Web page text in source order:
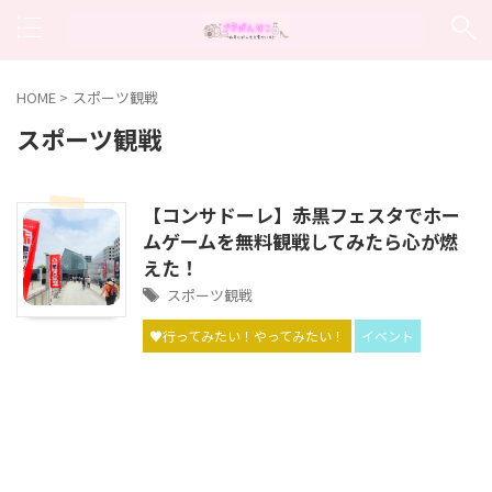
HOME > スポーツ観戦
スポーツ観戦
【コンサドーレ】赤黒フェスタでホー
ムゲームを無料観戦してみたら心が燃
えた！
スポーツ観戦
♥行ってみたい！やってみたい！ イベント